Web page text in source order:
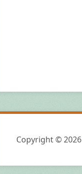
Copyright © 2026